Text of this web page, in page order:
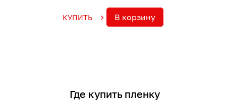
КУПИТЬ В корзину
Где купить пленку